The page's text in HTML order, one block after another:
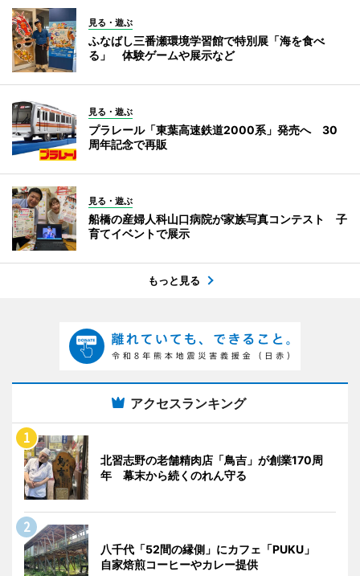
見る・遊ぶ
ふなばし三番瀬環境学習館で特別展「海を食べ
る」 体験ゲームや展示など
見る・遊ぶ
プラレール「東葉高速鉄道2000系」発売へ 30
周年記念で再販
見る・遊ぶ
船橋の産婦人科山口病院が家族写真コンテスト 子
育てイベントで展示
もっと見る
アクセスランキング
北習志野の老舗精肉店「鳥吉」が創業170周
年 幕末から続くのれん守る
八千代「52間の縁側」にカフェ「PUKU」
自家焙煎コーヒーやカレー提供